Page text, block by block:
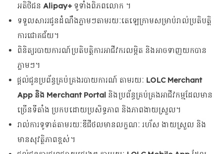
អតិថិជនAlipay+ ទូទាំងពិភពលោក ។
ទទួលសាររជូនដំណឹងភ្លាមៗតាមរយៈតេឡេក្រាមសម្រាប់រាល់ប្រតិបត្តិ
ការជោគជ័យ។
ពិនិត្យរបាយការណ៍ប្រតិបត្តិការអាជីវករលម្អិត និងអាចទាញយកបាន
ភ្លាមៗ។
ផ្តល់ជូនប្រព័ន្ធគ្រប់គ្រងរបាយការណ៍ តាមរយៈ LOLC Merchant
App និង Merchant Portal និងប្រព័ន្ធគ្រប់គ្រងអាជីវកម្មដែលមាន
ច្រើនទីតាំង ប្រកបដោយប្រសិទ្ធភាព និងភាពងាយស្រួល។
រាល់ការទូទាត់តាមរយៈឌីជីថលមានលក្ខណៈ រហ័ស ងាយស្រួល និង
មានសុវត្ថិភាពខ្ពស់។